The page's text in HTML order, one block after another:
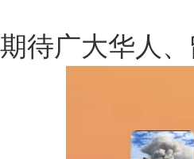
期待广大华人